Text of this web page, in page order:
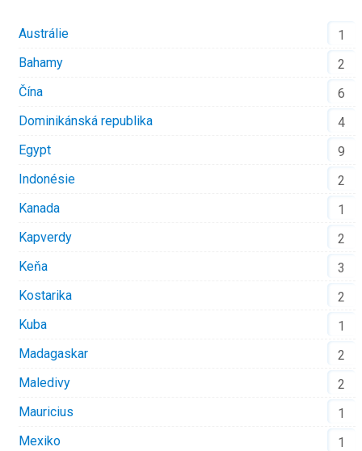
Austrálie
1
Bahamy
2
Čína
6
Dominikánská republika
4
Egypt
9
Indonésie
2
Kanada
1
Kapverdy
2
Keňa
3
Kostarika
2
Kuba
1
Madagaskar
2
Maledivy
2
Mauricius
1
Mexiko
1